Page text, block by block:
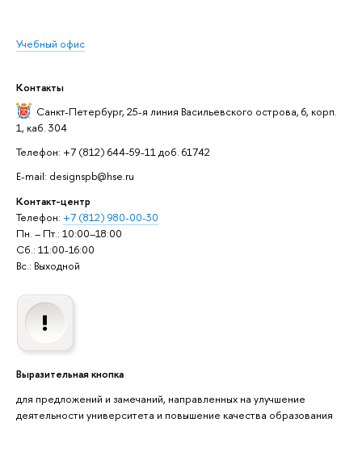
Учебный офис
Контакты
Санкт-Петербург, 25-я линия Васильевского острова, 6, корп.
1, каб. 304
Телефон: +7 (812) 644-59-11 доб. 61742
E-mail: designspb@hse.ru
Контакт-центр
Телефон: +7 (812) 980-00-30
Пн. – Пт.: 10:00–18:00
Сб.: 11:00-16:00
Вс.: Выходной
Выразительная кнопка
для предложений и замечаний, направленных на улучшение
деятельности университета и повышение качества образования